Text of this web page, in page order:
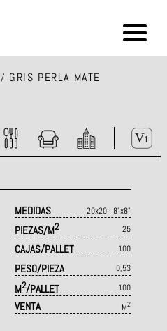
/ GRIS PERLA MATE
MEDIDAS 20x20 · 8"x8"
PIEZAS/M2 25
CAJAS/PALLET 100
PESO/PIEZA 0,53
M2/PALLET 100
VENTA M2